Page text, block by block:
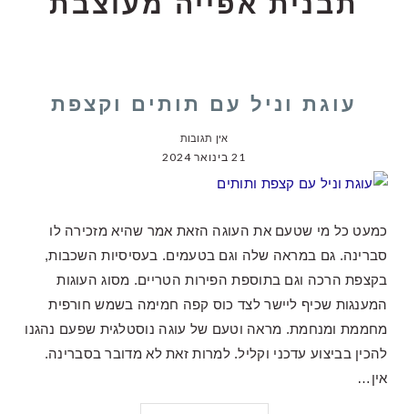
עוגת וניל עם תותים וקצפת
אין תגובות
21 בינואר 2024
כמעט כל מי שטעם את העוגה הזאת אמר שהיא מזכירה לו
סברינה. גם במראה שלה וגם בטעמים. בעסיסיות השכבות,
בקצפת הרכה וגם בתוספת הפירות הטריים. מסוג העוגות
המענגות שכיף ליישר לצד כוס קפה חמימה בשמש חורפית
מחממת ומנחמת. מראה וטעם של עוגה נוסטלגית שפעם נהגנו
להכין בביצוע עדכני וקליל. למרות זאת לא מדובר בסברינה.
אין…